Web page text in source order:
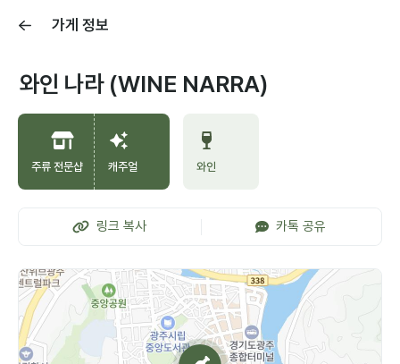
가게 정보
와인 나라 (WINE NARRA)
주류 전문샵 캐주얼 와인
링크 복사 카톡 공유